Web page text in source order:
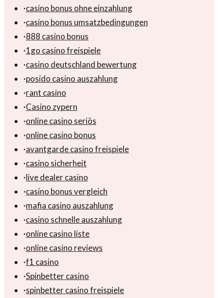
·casino bonus ohne einzahlung
·casino bonus umsatzbedingungen
·888 casino bonus
·1go casino freispiele
·casino deutschland bewertung
·posido casino auszahlung
·rant casino
·Casino zypern
·online casino seriös
·online casino bonus
·avantgarde casino freispiele
·casino sicherheit
·live dealer casino
·casino bonus vergleich
·mafia casino auszahlung
·casino schnelle auszahlung
·online casino liste
·online casino reviews
·f1 casino
·Spinbetter casino
·spinbetter casino freispiele